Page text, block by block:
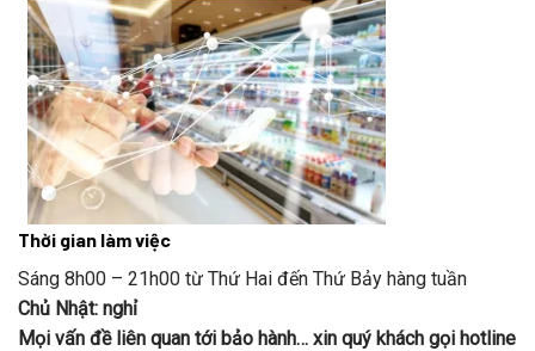
Thời gian làm việc
Sáng 8h00 – 21h00 từ Thứ Hai đến Thứ Bảy hàng tuần
Chủ Nhật: nghỉ
Mọi vấn đề liên quan tới bảo hành… xin quý khách gọi hotline